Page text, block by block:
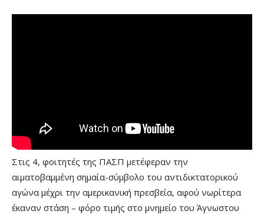
Στις 4, φοιτητές της ΠΑΣΠ μετέφεραν την
αιματοβαμμένη σημαία-σύμβολο του αντιδικτατορικού
αγώνα μέχρι την αμερικανική πρεσβεία, αφού νωρίτερα
έκαναν στάση – φόρο τιμής στο μνημείο του Άγνωστου